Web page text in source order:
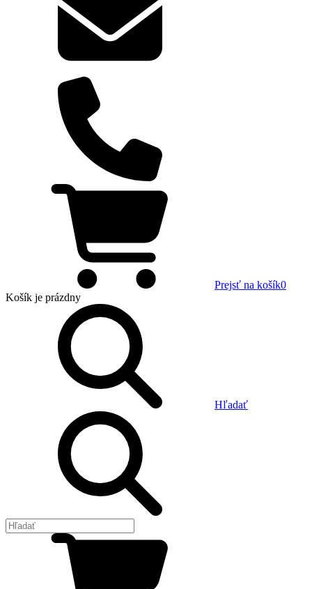
Prejsť na košík0
Košík je prázdny
Hľadať